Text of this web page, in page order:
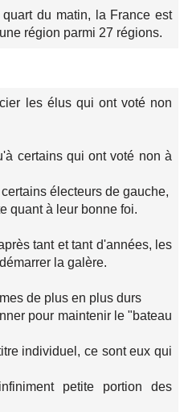
du matin, la France est
région parmi 27 régions.
les élus qui ont voté non
certains qui ont voté non à
électeurs de gauche,
quant à leur bonne foi.
tant et tant d'années, les
la galère.
de plus en plus durs
pour maintenir le "bateau
individuel, ce sont eux qui
petite portion des